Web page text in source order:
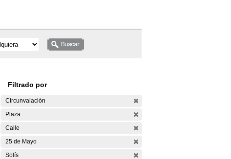
Filtrado por
Circunvalación
Plaza
Calle
25 de Mayo
Solís